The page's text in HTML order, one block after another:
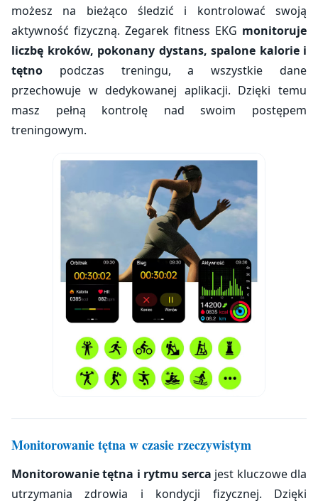
możesz na bieżąco śledzić i kontrolować swoją
aktywność fizyczną. Zegarek fitness EKG monitoruje
liczbę kroków, pokonany dystans, spalone kalorie i
tętno podczas treningu, a wszystkie dane
przechowuje w dedykowanej aplikacji. Dzięki temu
masz pełną kontrolę nad swoim postępem
treningowym.
Monitorowanie tętna w czasie rzeczywistym
Monitorowanie tętna i rytmu serca jest kluczowe dla
utrzymania zdrowia i kondycji fizycznej. Dzięki